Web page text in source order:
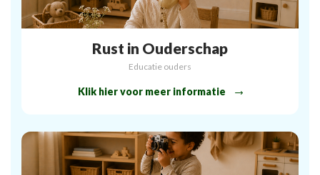
Rust in Ouderschap
Educatie ouders
Klik hier voor meer informatie